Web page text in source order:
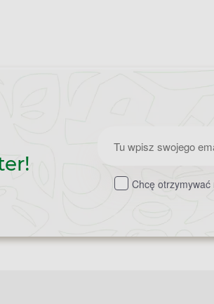
Zapisz
do
Chcę